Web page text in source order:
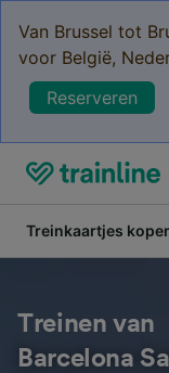
Van Brussel tot
voor België,
Reserveren
Treinkaartjes
Treinen van
Barcelona